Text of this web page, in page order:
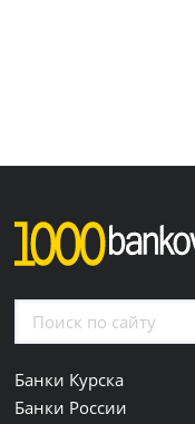
Банки Курска
Банки России